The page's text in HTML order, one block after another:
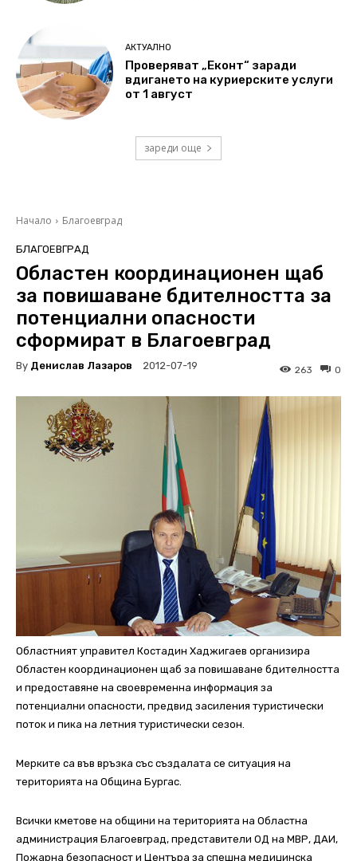
АКТУАЛНО
Проверяват „Еконт“ заради
вдигането на куриерските услуги
от 1 август
зареди още